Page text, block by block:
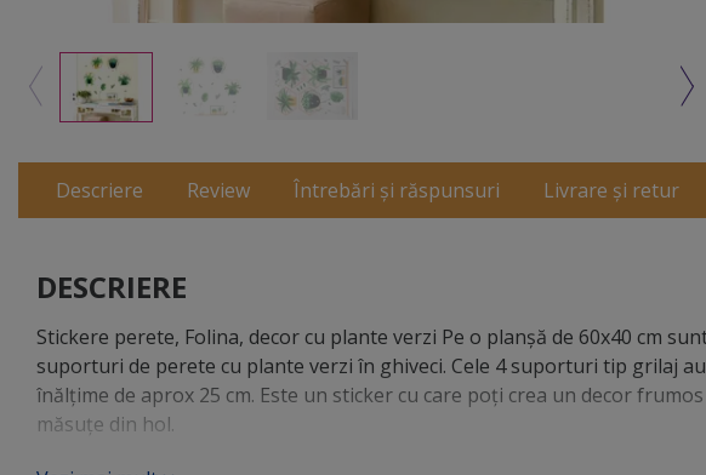
Descriere Review Întrebări și răspunsuri Livrare și retur
DESCRIERE
Stickere perete, Folina, decor cu plante verzi Pe o planşă de 60x40 cm
suporturi de perete cu plante verzi în ghiveci. Cele 4 suporturi tip grilaj
înălţime de aprox 25 cm. Este un sticker cu care poţi crea un decor
măsuţe din hol.